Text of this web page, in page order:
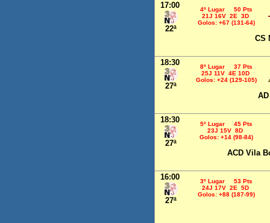
17:00
22ª
4º Lugar 50 Pts
21J 16V 2E 3D
Golos: +67 (131-64)
CS
18:30
27ª
8º Lugar 37 Pts
25J 11V 4E 10D
Golos: +24 (129-105)
18:30
27ª
5º Lugar 45 Pts
23J 15V 8D
Golos: +14 (98-84)
ACD Vila
16:00
27ª
3º Lugar 53 Pts
24J 17V 2E 5D
Golos: +88 (187-99)